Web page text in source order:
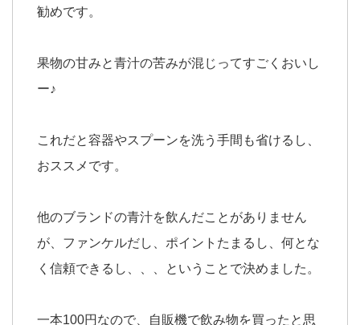
勧めです。
果物の甘みと青汁の苦みが混じってすごくおいし
ー♪
これだと容器やスプーンを洗う手間も省けるし、
おススメです。
他のブランドの青汁を飲んだことがありません
が、ファンケルだし、ポイントたまるし、何とな
く信頼できるし、、、ということで決めました。
一本100円なので、自販機で飲み物を買ったと思